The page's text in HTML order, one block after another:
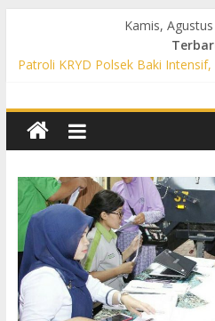
Kamis,
Patroli KRYD Polsek Baki
Permukiman, Warga Diajak Aktif
Patroli Cegah Karhutla, Polsek
Patroli Blue Light KRYD Polsek
Polisi Ajak Warga Waspada dan
Patroli Blue Light KRYD Polsek
Cegah Kejahatan 3C